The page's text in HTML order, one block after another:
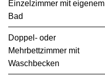
Einzelzimmer mit eigenem
Bad
Doppel- oder
Mehrbettzimmer mit
Waschbecken